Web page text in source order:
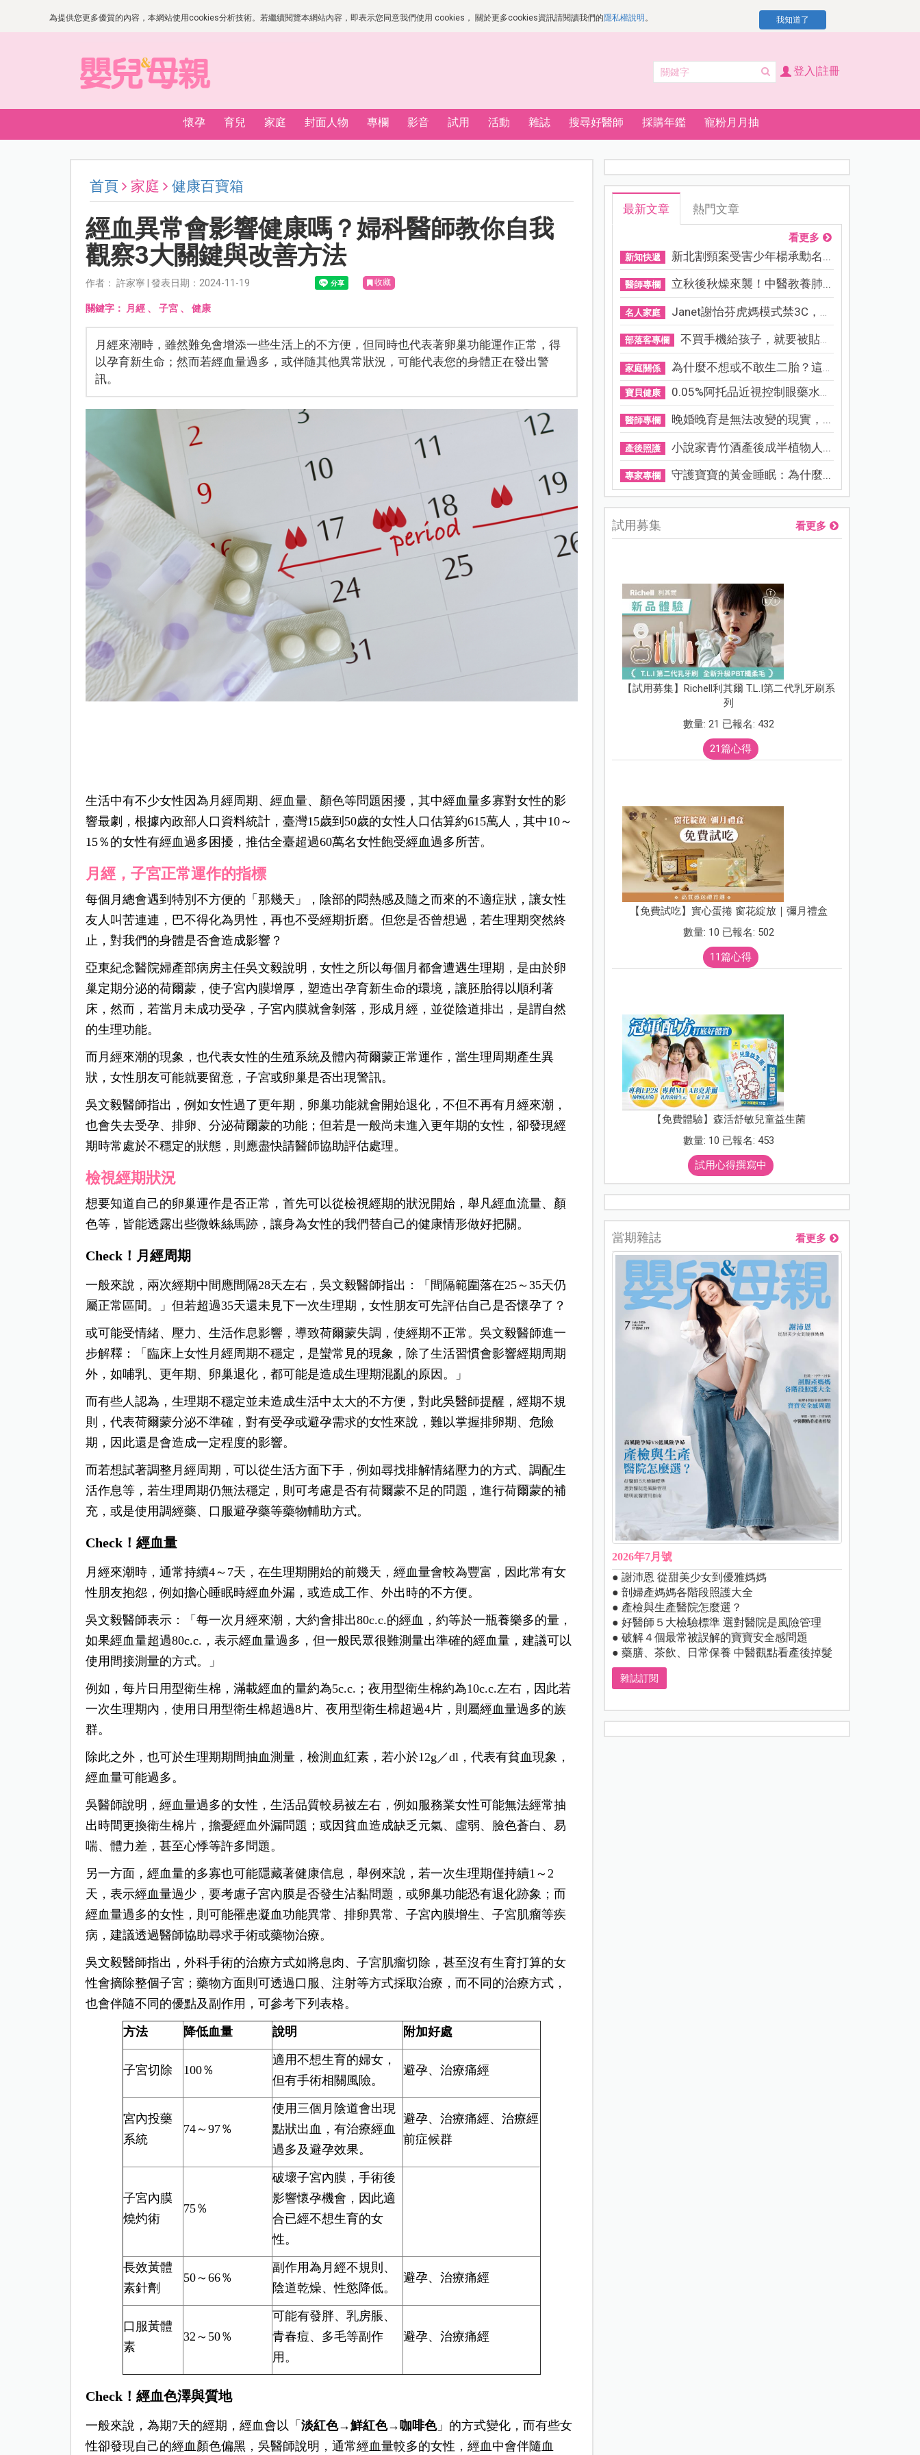
為提供您更多優質的內容，本網站使用cookies分析技術。若繼續閱覽本網站內容，即表示您同意我們使用 cookies， 關於更多cookies資訊請閱讀我們的隱私權說明 。 我知道了
登入|註冊
懷孕 育兒 家庭 封面人物 專欄 影音 試用 活動 雜誌 搜尋好醫師 採購年鑑 寵粉月月抽
首頁 家庭 健康百寶箱
經血異常會影響健康嗎？婦科醫師教你自我
觀察3大關鍵與改善方法
作者： 許家寧 | 發表日期：2024-11-19 收藏
關鍵字： 月經、 子宮、 健康
月經來潮時，雖然難免會增添一些生活上的不方便，但同時也代表著卵巢功能運作正常，得
以孕育新生命；然而若經血量過多，或伴隨其他異常狀況，可能代表您的身體正在發出警
訊。
生活中有不少女性因為月經周期、經血量、顏色等問題困擾，其中經血量多寡對女性的影
響最劇，根據內政部人口資料統計，臺灣15歲到50歲的女性人口估算約615萬人，其中10～
15％的女性有經血過多困擾，推估全臺超過60萬名女性飽受經血過多所苦。
月經，子宮正常運作的指標
每個月總會遇到特別不方便的「那幾天」，陰部的悶熱感及隨之而來的不適症狀，讓女性
友人叫苦連連，巴不得化為男性，再也不受經期折磨。但您是否曾想過，若生理期突然終
止，對我們的身體是否會造成影響？
亞東紀念醫院婦產部病房主任吳文毅說明，女性之所以每個月都會遭遇生理期，是由於卵
巢定期分泌的荷爾蒙，使子宮內膜增厚，塑造出孕育新生命的環境，讓胚胎得以順利著
床，然而，若當月未成功受孕，子宮內膜就會剝落，形成月經，並從陰道排出，是謂自然
的生理功能。
而月經來潮的現象，也代表女性的生殖系統及體內荷爾蒙正常運作，當生理周期產生異
狀，女性朋友可能就要留意，子宮或卵巢是否出現警訊。
吳文毅醫師指出，例如女性過了更年期，卵巢功能就會開始退化，不但不再有月經來潮，
也會失去受孕、排卵、分泌荷爾蒙的功能；但若是一般尚未進入更年期的女性，卻發現經
期時常處於不穩定的狀態，則應盡快請醫師協助評估處理。
檢視經期狀況
想要知道自己的卵巢運作是否正常，首先可以從檢視經期的狀況開始，舉凡經血流量、顏
色等，皆能透露出些微蛛絲馬跡，讓身為女性的我們替自己的健康情形做好把關。
Check！月經周期
一般來說，兩次經期中間應間隔28天左右，吳文毅醫師指出：「間隔範圍落在25～35天仍
屬正常區間。」但若超過35天還未見下一次生理期，女性朋友可先評估自己是否懷孕了？
或可能受情緒、壓力、生活作息影響，導致荷爾蒙失調，使經期不正常。吳文毅醫師進一
步解釋：「臨床上女性月經周期不穩定，是蠻常見的現象，除了生活習慣會影響經期周期
外，如哺乳、更年期、卵巢退化，都可能是造成生理期混亂的原因。」
而有些人認為，生理期不穩定並未造成生活中太大的不方便，對此吳醫師提醒，經期不規
則，代表荷爾蒙分泌不準確，對有受孕或避孕需求的女性來說，難以掌握排卵期、危險
期，因此還是會造成一定程度的影響。
而若想試著調整月經周期，可以從生活方面下手，例如尋找排解情緒壓力的方式、調配生
活作息等，若生理周期仍無法穩定，則可考慮是否有荷爾蒙不足的問題，進行荷爾蒙的補
充，或是使用調經藥、口服避孕藥等藥物輔助方式。
Check！經血量
月經來潮時，通常持續4～7天，在生理期開始的前幾天，經血量會較為豐富，因此常有女
性朋友抱怨，例如擔心睡眠時經血外漏，或造成工作、外出時的不方便。
吳文毅醫師表示：「每一次月經來潮，大約會排出80c.c.的經血，約等於一瓶養樂多的量，
如果經血量超過80c.c.，表示經血量過多，但一般民眾很難測量出準確的經血量，建議可以
使用間接測量的方式。」
例如，每片日用型衛生棉，滿載經血的量約為5c.c.；夜用型衛生棉約為10c.c.左右，因此若
一次生理期內，使用日用型衛生棉超過8片、夜用型衛生棉超過4片，則屬經血量過多的族
群。
除此之外，也可於生理期期間抽血測量，檢測血紅素，若小於12g／dl，代表有貧血現象，
經血量可能過多。
吳醫師說明，經血量過多的女性，生活品質較易被左右，例如服務業女性可能無法經常抽
出時間更換衛生棉片，擔憂經血外漏問題；或因貧血造成缺乏元氣、虛弱、臉色蒼白、易
喘、體力差，甚至心悸等許多問題。
另一方面，經血量的多寡也可能隱藏著健康信息，舉例來說，若一次生理期僅持續1～2
天，表示經血量過少，要考慮子宮內膜是否發生沾黏問題，或卵巢功能恐有退化跡象；而
經血量過多的女性，則可能罹患凝血功能異常、排卵異常、子宮內膜增生、子宮肌瘤等疾
病，建議透過醫師協助尋求手術或藥物治療。
吳文毅醫師指出，外科手術的治療方式如將息肉、子宮肌瘤切除，甚至沒有生育打算的女
性會摘除整個子宮；藥物方面則可透過口服、注射等方式採取治療，而不同的治療方式，
也會伴隨不同的優點及副作用，可參考下列表格。
方法 降低血量 說明 附加好處
子宮切除 100％
適用不想生育的婦女，
但有手術相關風險。
避孕、治療痛經
宮內投藥
系統
74～97％
使用三個月陰道會出現
點狀出血，有治療經血
過多及避孕效果。
避孕、治療痛經、治療經
前症候群
子宮內膜
燒灼術
75％
破壞子宮內膜，手術後
影響懷孕機會，因此適
合已經不想生育的女
性。
長效黃體
素針劑
50～66％
副作用為月經不規則、
陰道乾燥、性慾降低。
避孕、治療痛經
口服黃體
素
32～50％
可能有發胖、乳房脹、
青春痘、多毛等副作
用。
避孕、治療痛經
Check！經血色澤與質地
一般來說，為期7天的經期，經血會以「 淡紅色→鮮紅色→咖啡色」的方式變化，而有些女
性卻發現自己的經血顏色偏黑，吳醫師說明，通常經血量較多的女性，經血中會伴隨血
最新文章 熱門文章
看更多
新知快遞 新北割頸案受害少年楊承勳名...
醫師專欄 立秋後秋燥來襲！中醫教養肺...
名人家庭 Janet謝怡芬虎媽模式禁3C，看...
部落客專欄 不買手機給孩子，就要被貼「...
家庭關係 為什麼不想或不敢生二胎？這8...
寶貝健康 0.05%阿托品近視控制眼藥水納...
醫師專欄 晚婚晚育是無法改變的現實，...
產後照護 小說家青竹酒產後成半植物人...
專家專欄 守護寶寶的黃金睡眠：為什麼...
試用募集 看更多
【試用募集】Richell利其爾 T.L.I第二代乳牙刷系
列
數量: 21 已報名: 432
21篇心得
【免費試吃】實心蛋捲 窗花綻放｜彌月禮盒
數量: 10 已報名: 502
11篇心得
【免費體驗】森活舒敏兒童益生菌
數量: 10 已報名: 453
試用心得撰寫中
當期雜誌 看更多
2026年7月號
● 謝沛恩 從甜美少女到優雅媽媽
● 剖婦產媽媽各階段照護大全
● 產檢與生產醫院怎麼選？
● 好醫師５大檢驗標準 選對醫院是風險管理
● 破解４個最常被誤解的寶寶安全感問題
● 藥膳、茶飲、日常保養 中醫觀點看產後掉髮
雜誌訂閱